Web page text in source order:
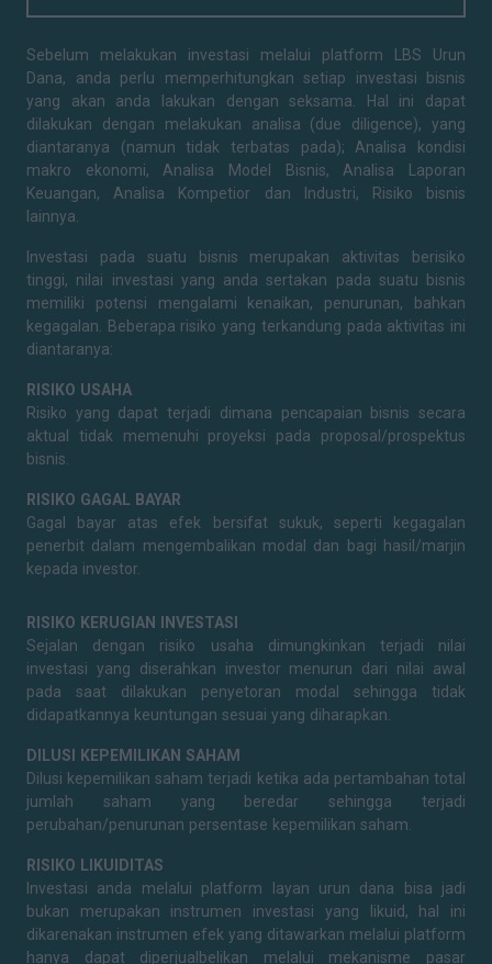
Sebelum melakukan investasi melalui platform LBS Urun
Dana, anda perlu memperhitungkan setiap investasi bisnis
yang akan anda lakukan dengan seksama. Hal ini dapat
dilakukan dengan melakukan analisa (due diligence), yang
diantaranya (namun tidak terbatas pada); Analisa kondisi
makro ekonomi, Analisa Model Bisnis, Analisa Laporan
Keuangan, Analisa Kompetior dan Industri, Risiko bisnis
lainnya.
Investasi pada suatu bisnis merupakan aktivitas berisiko
tinggi, nilai investasi yang anda sertakan pada suatu bisnis
memiliki potensi mengalami kenaikan, penurunan, bahkan
kegagalan. Beberapa risiko yang terkandung pada aktivitas ini
diantaranya:
RISIKO USAHA
Risiko yang dapat terjadi dimana pencapaian bisnis secara
aktual tidak memenuhi proyeksi pada proposal/prospektus
bisnis.
RISIKO GAGAL BAYAR
Gagal bayar atas efek bersifat sukuk, seperti kegagalan
penerbit dalam mengembalikan modal dan bagi hasil/marjin
kepada investor.
RISIKO KERUGIAN INVESTASI
Sejalan dengan risiko usaha dimungkinkan terjadi nilai
investasi yang diserahkan investor menurun dari nilai awal
pada saat dilakukan penyetoran modal sehingga tidak
didapatkannya keuntungan sesuai yang diharapkan.
DILUSI KEPEMILIKAN SAHAM
Dilusi kepemilikan saham terjadi ketika ada pertambahan total
jumlah saham yang beredar sehingga terjadi
perubahan/penurunan persentase kepemilikan saham.
RISIKO LIKUIDITAS
Investasi anda melalui platform layan urun dana bisa jadi
bukan merupakan instrumen investasi yang likuid, hal ini
dikarenakan instrumen efek yang ditawarkan melalui platform
hanya dapat diperjualbelikan melalui mekanisme pasar